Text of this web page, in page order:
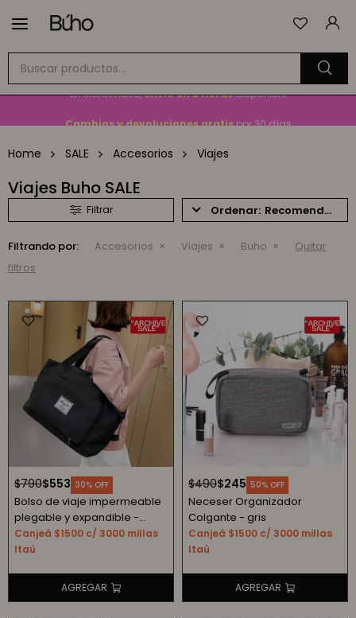

EnvíoGRATISa todo el país en compras mayores a$1.500
Home SALE Accesorios Viajes
Viajes Buho SALE
Recomendados
Filtrando por: Accesorios Viajes Buho
Quitar
filtros
$553
$790 30
Bolso de viaje impermeable
plegable y expandible -
negro
Canjeá $1500 c/ 3000 millas
Itaú
$245
$490 50
Neceser Organizador
Colgante - gris
Canjeá $1500 c/ 3000 millas
Itaú